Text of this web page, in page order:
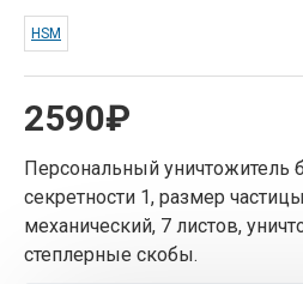
2590₽
HSM
Персональный уничтожитель
секретности 1, размер
механический, 7 листов,
степлерные скобы.